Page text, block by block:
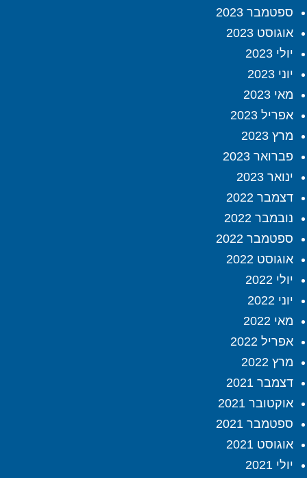
ספטמבר 2023
אוגוסט 2023
יולי 2023
יוני 2023
מאי 2023
אפריל 2023
מרץ 2023
פברואר 2023
ינואר 2023
דצמבר 2022
נובמבר 2022
ספטמבר 2022
אוגוסט 2022
יולי 2022
יוני 2022
מאי 2022
אפריל 2022
מרץ 2022
דצמבר 2021
אוקטובר 2021
ספטמבר 2021
אוגוסט 2021
יולי 2021